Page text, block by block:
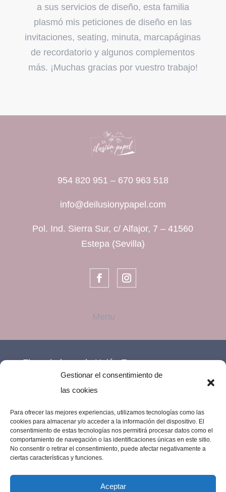
Gestionar el consentimiento de
las cookies
Para ofrecer las mejores experiencias, utilizamos tecnologías como las
cookies para almacenar y/o acceder a la información del dispositivo. El
consentimiento de estas tecnologías nos permitirá procesar datos como el
comportamiento de navegación o las identificaciones únicas en este sitio.
No consentir o retirar el consentimiento, puede afectar negativamente a
ciertas características y funciones.
Aceptar
a sus servicios de diseño, esta familia
plasmó mis peticiones de diseño en las
invitaciones, seating, minuta, marcapáginas
de recordatorio y algunos complementos
más. ¡Muchas gracias por vuestro trabajo!
954 820 951 – 670 963 518
info@deilusionypapel.com
Pol. Ind. Sierra Sur, c/ Alfajor, 7 – 41560
Estepa (Sevilla)
Financiado por la Unión Europea –
NextGenerationEU.